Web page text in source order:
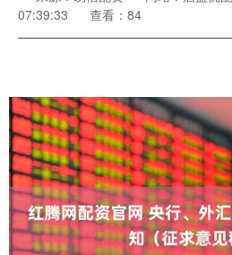
07:39:33
查看：84